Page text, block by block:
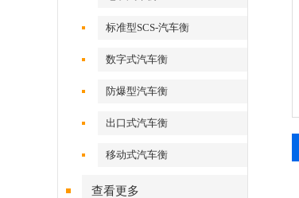
标准型SCS-汽车衡
数字式汽车衡
防爆型汽车衡
出口式汽车衡
移动式汽车衡
查看更多